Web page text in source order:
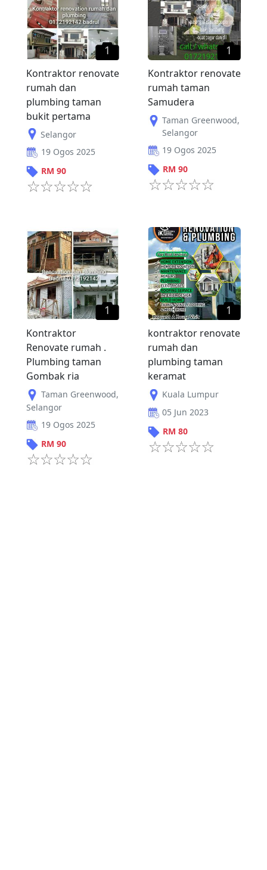
1
Kontraktor renovate
rumah dan
plumbing taman
bukit pertama
Selangor
19 Ogos 2025
RM 90
1
Kontraktor renovate
rumah taman
Samudera
Taman Greenwood,
Selangor
19 Ogos 2025
RM 90
1
Kontraktor
Renovate rumah .
Plumbing taman
Gombak ria
Taman Greenwood,
Selangor
19 Ogos 2025
RM 90
1
kontraktor renovate
rumah dan
plumbing taman
keramat
Kuala Lumpur
05 Jun 2023
RM 80